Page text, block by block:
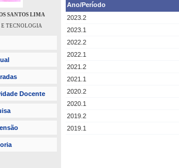
SANTOS LIMA
E TECNOLOGIA
Docente
Ano/Período
2023.2
2023.1
2022.2
2022.1
2021.2
2021.1
2020.2
2020.1
2019.2
2019.1